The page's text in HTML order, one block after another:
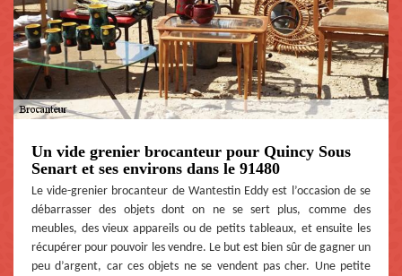
Un vide grenier brocanteur pour Quincy Sous
Senart et ses environs dans le 91480
Le vide-grenier brocanteur de Wantestin Eddy est l’occasion de se
débarrasser des objets dont on ne se sert plus, comme des
meubles, des vieux appareils ou de petits tableaux, et ensuite les
récupérer pour pouvoir les vendre. Le but est bien sûr de gagner un
peu d’argent, car ces objets ne se vendent pas cher. Une petite